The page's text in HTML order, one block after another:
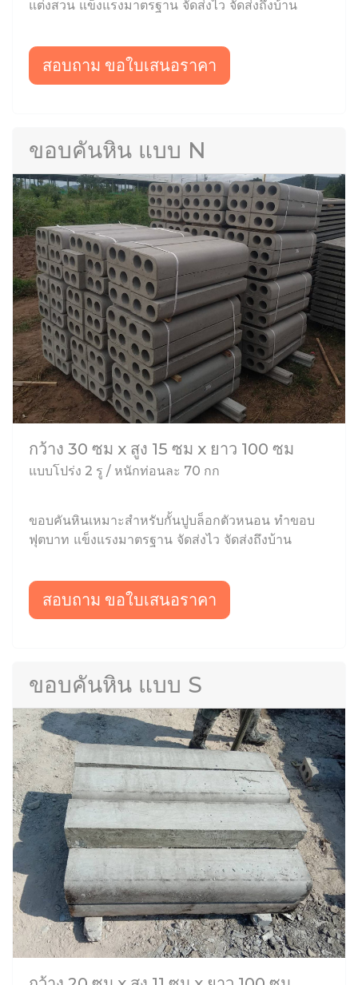
แต่งสวน แข็งแรงมาตรฐาน จัดส่งไว จัดส่งถึงบ้าน
สอบถาม ขอใบเสนอราคา
ขอบคันหิน แบบ N
กว้าง 30 ซม x สูง 15 ซม x ยาว 100 ซม
แบบโปร่ง 2 รู / หนักท่อนละ 70 กก
ขอบคันหินเหมาะสำหรับกั้นปูบล็อกตัวหนอน ทำขอบ
ฟุตบาท แข็งแรงมาตรฐาน จัดส่งไว จัดส่งถึงบ้าน
สอบถาม ขอใบเสนอราคา
ขอบคันหิน แบบ S